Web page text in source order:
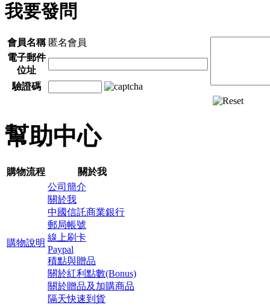
我要發問
會員名稱 匿名會員
電子郵件
位址
驗證碼
幫助中心
購物流程 關於我
購物說明
公司簡介
關於我
中國信託商業銀行
郵局帳號
線上刷卡
Paypal
積點與贈品
關於紅利點數(Bonus)
關於贈品及加購商品
隔天快速到貨